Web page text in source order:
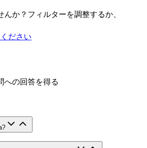
か？フィルターを調整するか、
ださい
への回答を得る